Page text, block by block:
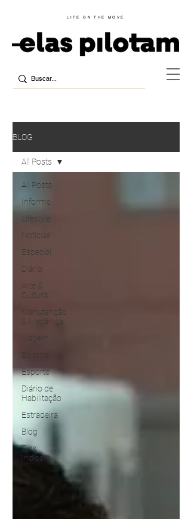
LIFE ON THE MOVE
BLOG
All Posts
Informe
Lifestyle
Notícias
Especial
Diário
Arte &
Cultura
Manutenção
& Mecânica
Viagem
Editorial
Esporte
Diário de
Habilitação
Estradeira
Blog
Elas
Indicam
All Posts